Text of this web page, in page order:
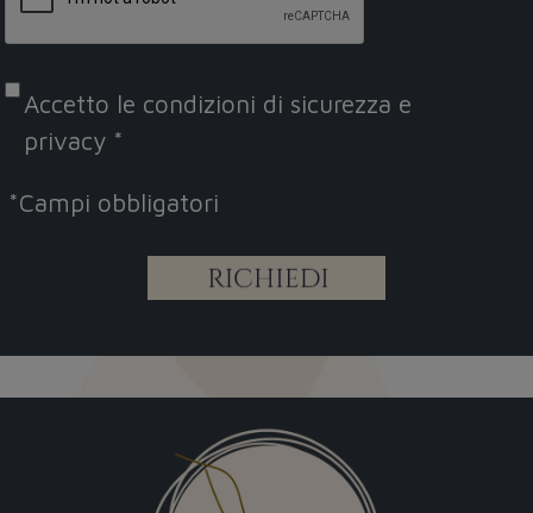
Accetto le condizioni di sicurezza e
privacy *
*Campi obbligatori